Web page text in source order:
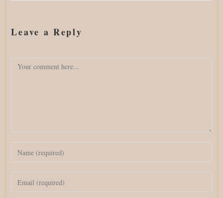
Leave a Reply
Comment
name
or
username